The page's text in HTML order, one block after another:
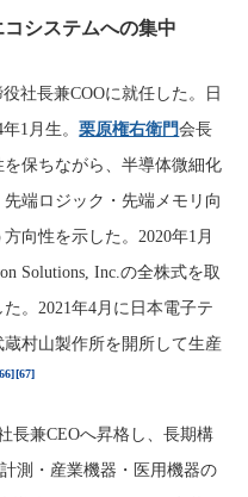
システムへの集中
社長兼COOに就任した。日
1月生。栗原権右衛門会長
保ちながら、半導体微細化
端ロジック・先端メモリ向
向性を示した。2020年1月
Solutions, Inc.の全株式を取
。2021年4月に日本電子テ
村山製作所を開所して生産
[67]
長兼CEOへ昇格し、長期構
測・産業機器・医用機器の